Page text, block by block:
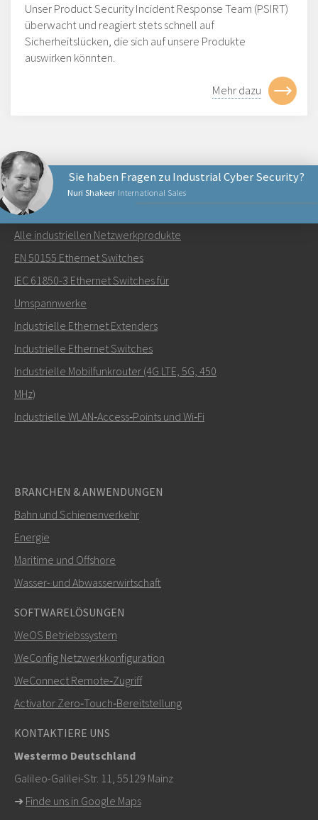
Unser Product Security Incident Response Team (PSIRT)
überwacht und reagiert stets schnell auf
Sicherheitslücken, die sich auf unsere Produkte
auswirken könnten.
Mehr dazu
Nuri Shakeer International Sales
Sie haben Fragen zu Industrial Cyber Security?
Senden Sie eine E-Mail an Nuri
Wie kann Nuri Sie kontaktieren?
Weitere Kontaktmöglichkeiten
+46 16 42 80 00
info@westermo.com
Bei Supportanfragen,hier klicken, um den technischen
Support zu kontaktieren
NETZWERKPRODUKTE
Alle industriellen Netzwerkprodukte
EN 50155 Ethernet Switches
IEC 61850-3 Ethernet Switches für
Umspannwerke
Industrielle Ethernet Extenders
Industrielle Ethernet Switches
Industrielle Mobilfunkrouter (4G LTE, 5G, 450
MHz)
Industrielle WLAN‑Access‑Points und Wi‑Fi
BRANCHEN & ANWENDUNGEN
Bahn und Schienenverkehr
Energie
Maritime und Offshore
Wasser- und Abwasserwirtschaft
SOFTWARELÖSUNGEN
WeOS Betriebssystem
WeConfig Netzwerkkonfiguration
WeConnect Remote‑Zugriff
Activator Zero‑Touch‑Bereitstellung
KONTAKTIERE UNS
Westermo Deutschland
Galileo-Galilei-Str. 11, 55129 Mainz
➜ Finde uns in Google Maps